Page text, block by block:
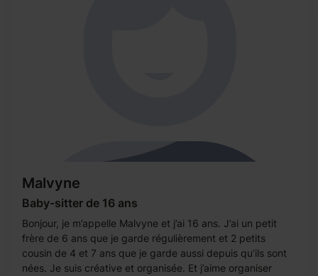
Malvyne
Baby-sitter de 16 ans
Bonjour, je m’appelle Malvyne et j’ai 16 ans. J’ai un petit
frère de 6 ans que je garde régulièrement et 2 petits
cousin de 4 et 7 ans que je garde aussi depuis qu’ils sont
nées. Je suis créative et organisée. Et j’aime organiser